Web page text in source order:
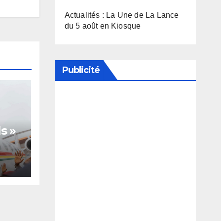
»
Actualités : La Une de La Lance
du 5 août en Kiosque
Publicité